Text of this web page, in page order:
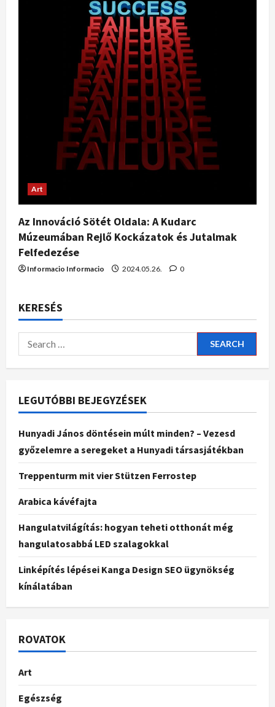
Art
Az Innováció Sötét Oldala: A Kudarc
Múzeumában Rejlő Kockázatok és Jutalmak
Felfedezése
Informacio Informacio 2024.05.26. 0
KERESÉS
LEGUTÓBBI BEJEGYZÉSEK
Hunyadi János döntésein múlt minden? – Vezesd
győzelemre a seregeket a Hunyadi társasjátékban
Treppenturm mit vier Stützen Ferrostep
Arabica kávéfajta
Hangulatvilágítás: hogyan teheti otthonát még
hangulatosabbá LED szalagokkal
Linképítés lépései Kanga Design SEO ügynökség
kínálatában
ROVATOK
Art
Egészség